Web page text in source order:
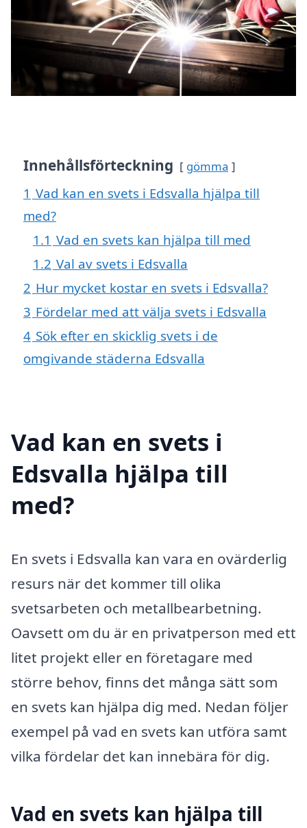
Innehållsförteckning gömma
1 Vad kan en svets i Edsvalla hjälpa till
med?
1.1 Vad en svets kan hjälpa till med
1.2 Val av svets i Edsvalla
2 Hur mycket kostar en svets i Edsvalla?
3 Fördelar med att välja svets i Edsvalla
4 Sök efter en skicklig svets i de
omgivande städerna Edsvalla
Vad kan en svets i
Edsvalla hjälpa till
med?
En svets i Edsvalla kan vara en ovärderlig
resurs när det kommer till olika
svetsarbeten och metallbearbetning.
Oavsett om du är en privatperson med ett
litet projekt eller en företagare med
större behov, finns det många sätt som
en svets kan hjälpa dig med. Nedan följer
exempel på vad en svets kan utföra samt
vilka fördelar det kan innebära för dig.
Vad en svets kan hjälpa till